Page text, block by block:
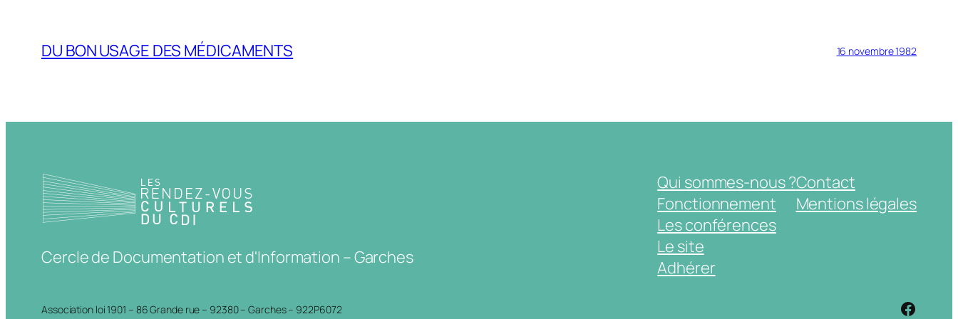
DU BON USAGE DES MÉDICAMENTS 16 novembre 1982
Cercle de Documentation et d'Information – Garches
Qui sommes-nous ?
Fonctionnement
Les conférences
Le site
Adhérer
Contact
Mentions légales
Association loi 1901 – 86 Grande rue – 92380 – Garches – 922P6072